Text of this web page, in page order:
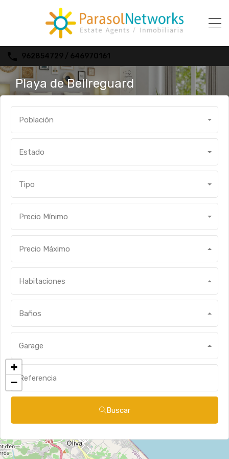
962854729 / 646970161
Playa de Bellreguard
Población
Estado
Tipo
Precio Mínimo
Precio Máximo
Habitaciones
Baños
Garage
Buscar
+
−